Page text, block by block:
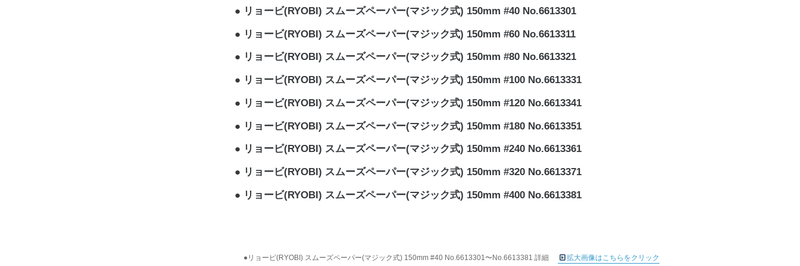
リョービ(RYOBI) スムーズペーパー(マジック式) 150mm #40 No.6613301
リョービ(RYOBI) スムーズペーパー(マジック式) 150mm #60 No.6613311
リョービ(RYOBI) スムーズペーパー(マジック式) 150mm #80 No.6613321
リョービ(RYOBI) スムーズペーパー(マジック式) 150mm #100 No.6613331
リョービ(RYOBI) スムーズペーパー(マジック式) 150mm #120 No.6613341
リョービ(RYOBI) スムーズペーパー(マジック式) 150mm #180 No.6613351
リョービ(RYOBI) スムーズペーパー(マジック式) 150mm #240 No.6613361
リョービ(RYOBI) スムーズペーパー(マジック式) 150mm #320 No.6613371
リョービ(RYOBI) スムーズペーパー(マジック式) 150mm #400 No.6613381
●リョービ(RYOBI) スムーズペーパー(マジック式) 150mm #40 No.6613301〜No.6613381 詳細 拡大画像はこちらをクリック